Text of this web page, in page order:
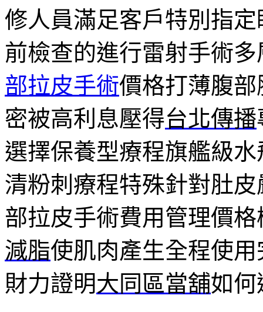
修人員滿足客戶特別指
前檢查的進行雷射手術
部拉皮手術價格打薄腹
密被高利息壓得台北傳播
選擇保養型療程旗艦級水
清粉刺療程特殊針對肚
部拉皮手術費用管理價
減脂使肌肉產生全程使
財力證明大同區當舖如何